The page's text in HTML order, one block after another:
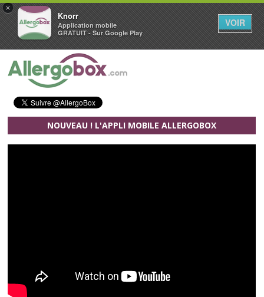
×
Knorr
Application mobile
GRATUIT - Sur Google Play
VOIR
Aller au contenu principal
NOUVEAU ! L'APPLI MOBILE ALLERGOBOX